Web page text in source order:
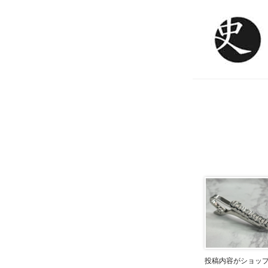
投稿内容がショッ